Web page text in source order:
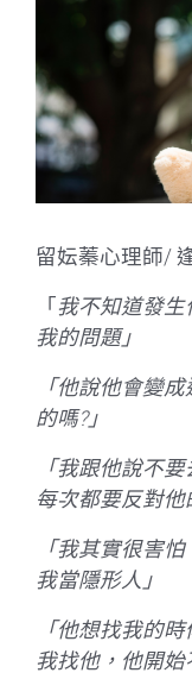
留妘蓁心理師/
「 我不知道發
我的問題」
「他說他會變
的嗎?」
「我跟他說不
每次都要反對他
「我其實很害
我當隱形人」
「他想找我的
我找他，他開始